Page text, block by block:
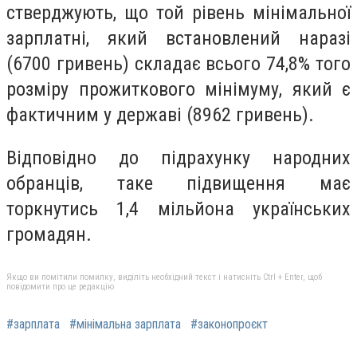
стверджують, що той рівень мінімальної
зарплатні, який встановлений наразі
(6700 гривень) складає всього 74,8% того
розміру прожиткового мінімуму, який є
фактичним у державі (8962 гривень).
Відповідно до підрахунку народних
обранців, таке підвищення має
торкнутись 1,4 мільйона українських
громадян.
Якщо ви помітили помилку, виділіть необхідний текст і натисніть Ctrl + Enter, щоб
повідомити про це редакцію
#зарплата #мінімальна зарплата #законопроєкт